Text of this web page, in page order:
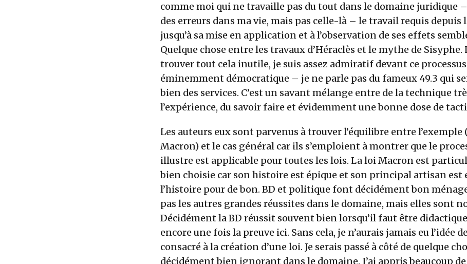
comme moi qui ne travaille pas du tout dans le domaine juridique
des erreurs dans ma vie, mais pas celle-là – le travail requis depuis
jusqu’à sa mise en application et à l’observation de ses effets
Quelque chose entre les travaux d’Héraclès et le mythe de Sisyphe.
trouver tout cela inutile, je suis assez admiratif devant ce processus
éminemment démocratique – je ne parle pas du fameux 49.3 qui
bien des services. C’est un savant mélange entre de la technique
l’expérience, du savoir faire et évidemment une bonne dose de
Les auteurs eux sont parvenus à trouver l’équilibre entre l’exemple
Macron) et le cas général car ils s’emploient à montrer que le
illustre est applicable pour toutes les lois. La loi Macron est
bien choisie car son histoire est épique et son principal artisan est
l’histoire pour de bon. BD et politique font décidément bon
pas les autres grandes réussites dans le domaine, mais elles sont
Décidément la BD réussit souvent bien lorsqu’il faut être
encore une fois la preuve ici. Sans cela, je n’aurais jamais eu l’idée
consacré à la création d’une loi. Je serais passé à côté de quelque
décidément bien ignorant dans le domaine. J’ai appris beaucoup